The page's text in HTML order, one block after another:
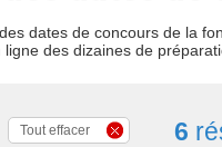
dates de concours de la
des dizaines de
Tout effacer 6